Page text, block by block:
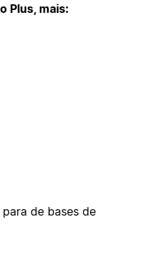
Plus, mais:
de bases de